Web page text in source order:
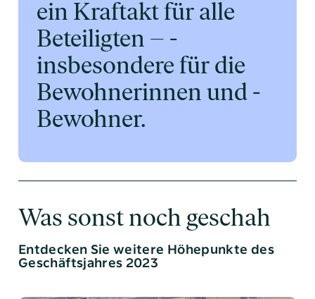
ein Kraftakt für alle
Beteiligten – ­
insbesondere für die
Bewohnerinnen und ­
Bewohner.
Was sonst noch geschah
Entdecken Sie weitere Höhepunkte des
Geschäftsjahres 2023